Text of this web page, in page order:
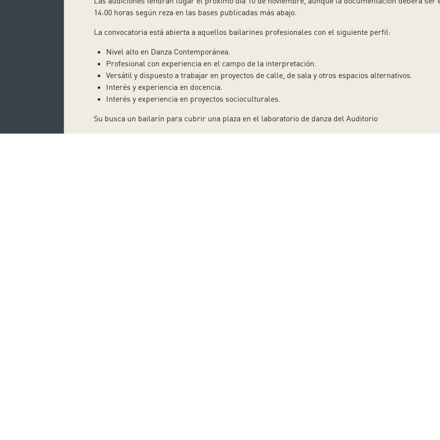
14:00 horas según reza en las bases publicadas más abajo.
La convocatoria está abierta a aquellos bailarines profesionales con el siguiente perfil:
Nivel alto en Danza Contemporánea.
Profesional con experiencia en el campo de la interpretación.
Versátil y dispuesto a trabajar en proyectos de calle, de sala y otros espacios alternativos.
Interés y experiencia en docencia.
Interés y experiencia en proyectos socioculturales.
Su busca un bailarín para cubrir una plaza en el laboratorio de danza del Auditorio